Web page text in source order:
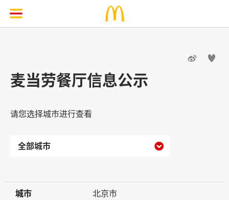
 
麦当劳餐厅信息公示
请您选择城市进行查看

城市
城市
北京市